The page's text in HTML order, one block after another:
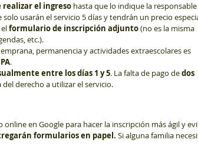
realizar el ingreso hasta que lo indique la
solo usarán el servicio 5 días y tendrán un precio
formulario de inscripción adjunto (no es la misma
etc.).
permanencia y actividades extraescolares es
.
entre los días 1 y 5. La falta de pago de dos
derecho a utilizar el servicio.
en Google para hacer la inscripción más ágil y
formularios en papel. Si alguna familia